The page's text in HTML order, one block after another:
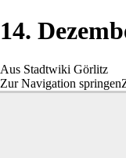
14.
Aus Stadtwiki Görlitz
Zur Navigation springen